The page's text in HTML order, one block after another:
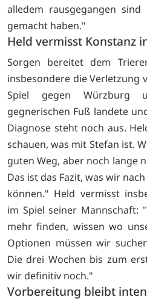
alledem rausgegangen
gemacht haben."
Held vermisst Konstanz
Sorgen bereitet dem
insbesondere die Verletzung
Spiel gegen Würzburg
gegnerischen Fuß landete
Diagnose steht noch aus.
schauen, was mit Stefan ist.
guten Weg, aber noch lange
Das ist das Fazit, was wir
können." Held vermisst
im Spiel seiner Mannschaft:
mehr finden, wissen wo
Optionen müssen wir
Die drei Wochen bis zum
wir definitiv noch."
Vorbereitung bleibt